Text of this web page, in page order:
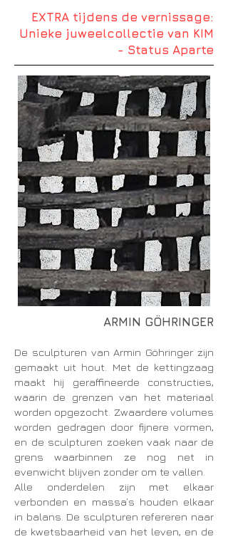
EXTRA tijdens de vernissage:
Unieke juweelcollectie van KIM
- Status Aparte
ARMIN GÖHRINGER
De sculpturen van Armin Göhringer zijn
gemaakt uit hout. Met de kettingzaag
maakt hij geraffineerde constructies,
waarin de grenzen van het materiaal
worden opgezocht. Zwaardere volumes
worden gedragen door fijnere vormen,
en de sculpturen zoeken vaak naar de
grens waarbinnen ze nog net in
evenwicht blijven zonder om te vallen.
Alle onderdelen zijn met elkaar
verbonden en massa’s houden elkaar
in balans. De sculpturen refereren naar
de kwetsbaarheid van het leven, en de